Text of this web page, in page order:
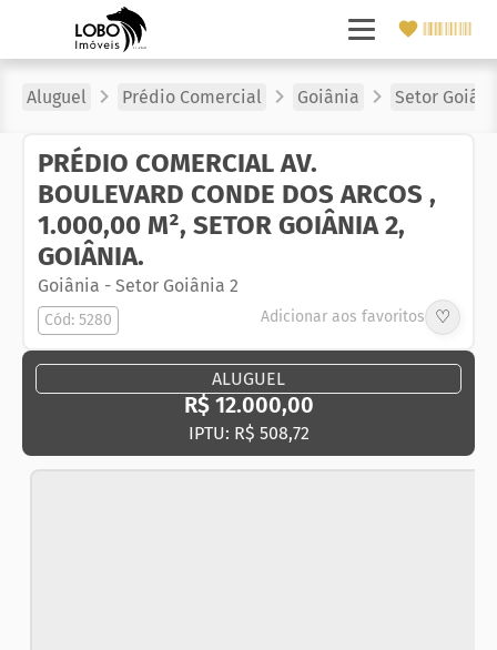
Aluguel Prédio Comercial Goiânia Setor
PRÉDIO COMERCIAL AV.
BOULEVARD CONDE DOS ARCOS ,
1.000,00 M², SETOR GOIÂNIA 2,
GOIÂNIA.
Goiânia - Setor Goiânia 2
Adicionar aos favoritos ♡
Cód: 5280
ALUGUEL
R$ 12.000,00
IPTU: R$ 508,72